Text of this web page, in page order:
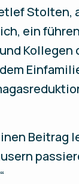
ein
Kollegen